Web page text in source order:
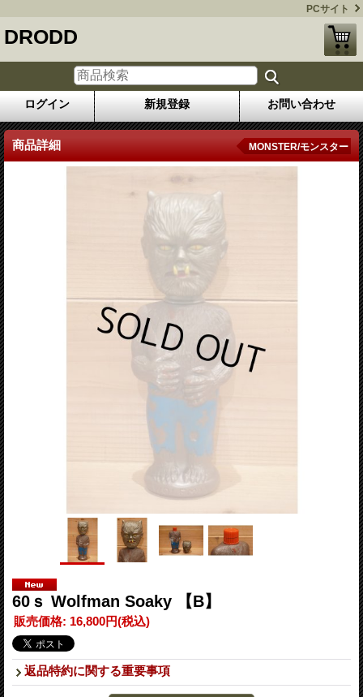
PCサイト
DRODD
ログイン 新規登録 お問い合わせ
商品詳細 MONSTER/モンスター
60ｓ Wolfman Soaky 【B】
販売価格: 16,800円(税込)
返品特約に関する重要事項